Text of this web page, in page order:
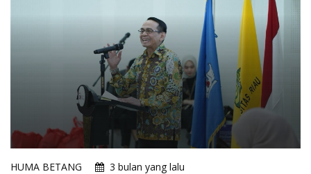
HUMA BETANG
3 bulan yang lalu